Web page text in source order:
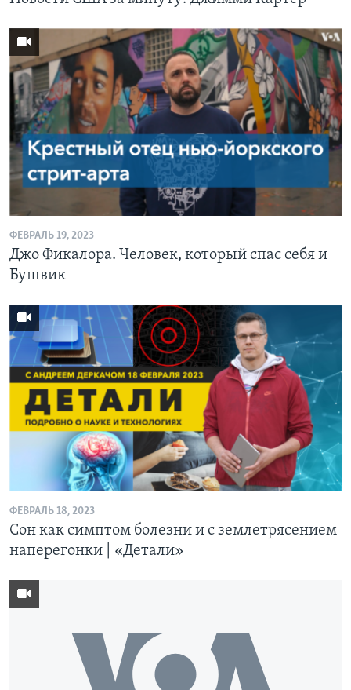
ФЕВРАЛЬ 19, 2023
Джо Фикалора. Человек, который спас себя и
Бушвик
ФЕВРАЛЬ 18, 2023
Сон как симптом болезни и c землетрясением
наперегонки | «Детали»